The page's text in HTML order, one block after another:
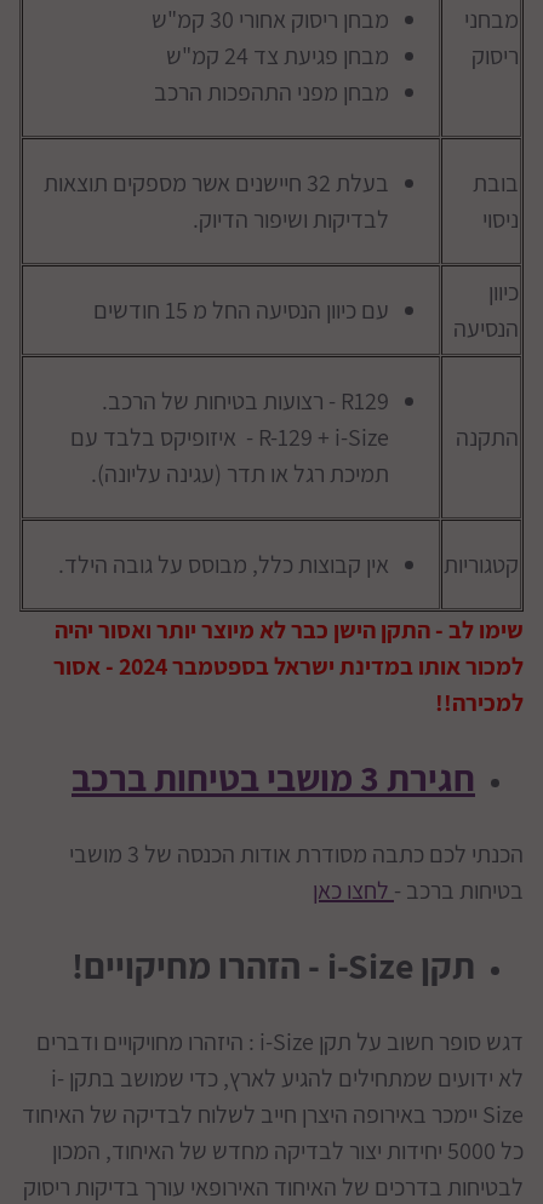
מבחני
ריסוק
מבחן ריסוק אחורי 30 קמ"ש
מבחן פגיעת צד 24 קמ"ש
מבחן מפני התהפכות הרכב
בובת
ניסוי
בעלת 32 חיישנים אשר מספקים תוצאות
לבדיקות ושיפור הדיוק.
כיוון
הנסיעה
עם כיוון הנסיעה החל מ 15 חודשים
התקנה
R129 - רצועות בטיחות של הרכב.
R-129 + i-Size - איזופיקס בלבד עם
תמיכת רגל או תדר (עגינה עליונה).
קטגוריות אין קבוצות כלל, מבוסס על גובה הילד.
שימו לב - התקן הישן כבר לא מיוצר יותר ואסור יהיה
למכור אותו במדינת ישראל בספטמבר 2024 - אסור
למכירה!!
חגירת 3 מושבי בטיחות ברכב
הכנתי לכם כתבה מסודרת אודות הכנסה של 3 מושבי
בטיחות ברכב - לחצו כאן
תקן i-Size - הזהרו מחיקויים!
דגש סופר חשוב על תקן i-Size : היזהרו מחויקויים ודברים
לא ידועים שמתחילים להגיע לארץ, כדי שמושב בתקן i-
Size יימכר באירופה היצרן חייב לשלוח לבדיקה של האיחוד
כל 5000 יחידות יצור לבדיקה מחדש של האיחוד, המכון
לבטיחות בדרכים של האיחוד האירופאי עורך בדיקות ריסוק